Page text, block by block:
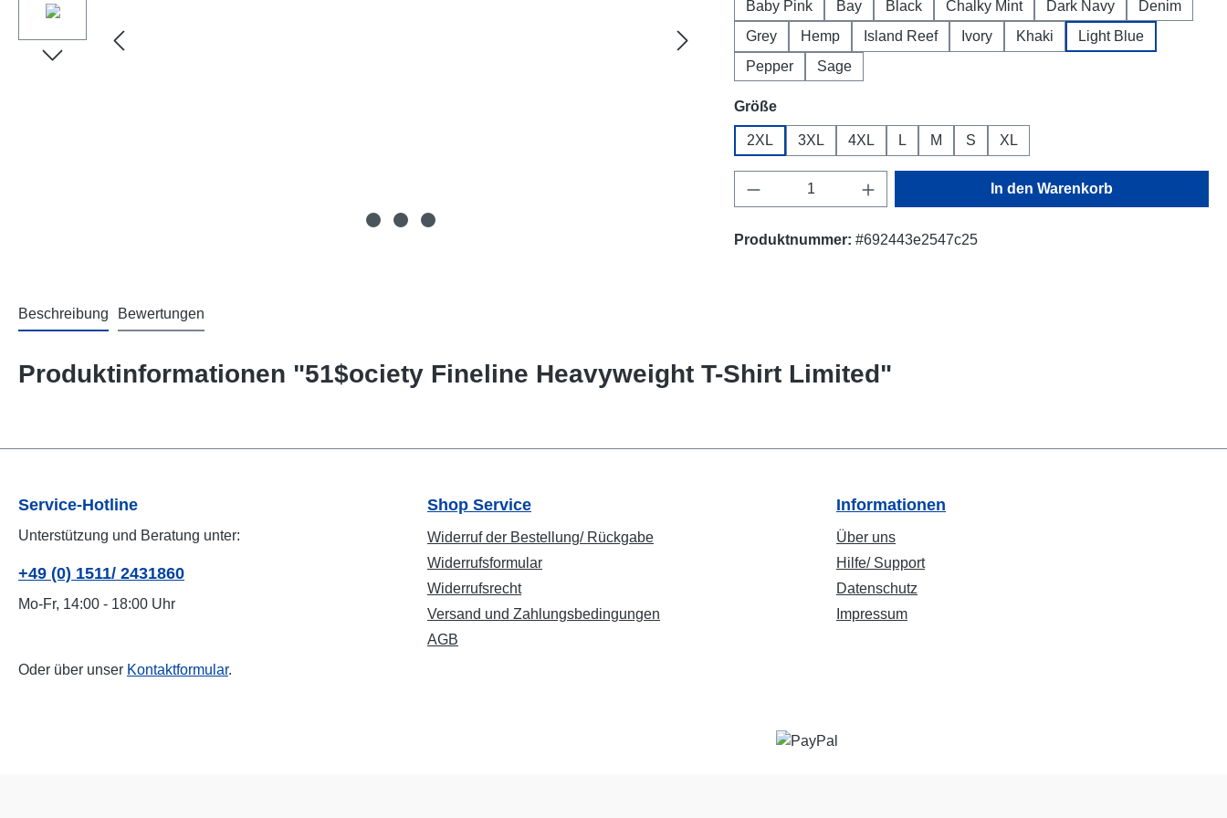
Baby Pink Bay Black Chalky Mint Dark Navy
Denim
Grey
Hemp Island Reef Ivory Khaki
Light Blue
Pepper
Sage
Größeauswählen
2XL 3XL 4XL L M S XL
Produkt Anzahl: Gib den gewünschten Wert ein
In den Warenkorb
Produktnummer: #692443e2547c25
Beschreibung Bewertungen
Produktinformationen "51$ociety Fineline Heavyweight T-Shirt Limited"
Service-Hotline
Unterstützung und Beratung unter:
+49 (0) 1511/ 2431860
Mo-Fr, 14:00 - 18:00 Uhr
Oder über unser Kontaktformular.
Shop Service
Widerruf der Bestellung/ Rückgabe
Widerrufsformular
Widerrufsrecht
Versand und Zahlungsbedingungen
AGB
Informationen
Über uns
Hilfe/ Support
Datenschutz
Impressum